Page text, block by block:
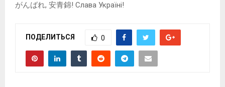
がんばれ, 安青錦! Слава Україні!
ПОДЕЛИТЬСЯ 0